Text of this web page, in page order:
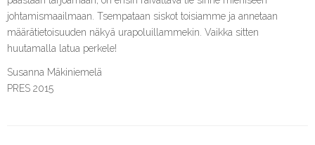
johtamismaailmaan. Tsempataan siskot toisiamme ja annetaan
määrätietoisuuden näkyä urapoluillammekin. Vaikka sitten
huutamalla latua perkele!
Susanna Mäkiniemelä
PRES 2015